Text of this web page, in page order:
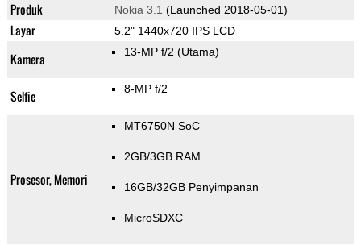
Produk Nokia 3.1 (Launched 2018-05-01)
Layar 5.2" 1440x720 IPS LCD
Kamera 13-MP f/2 (Utama)
Selfie 8-MP f/2
Prosesor, Memori
MT6750N SoC
2GB/3GB RAM
16GB/32GB Penyimpanan
MicroSDXC